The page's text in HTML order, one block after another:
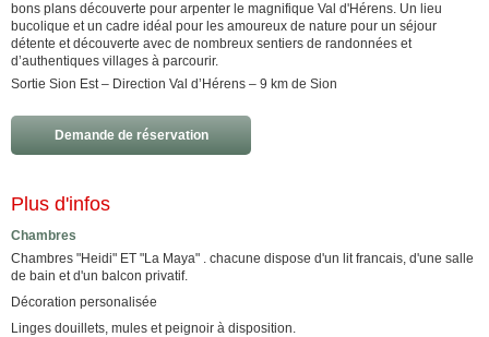
bons plans découverte pour arpenter le magnifique Val d'Hérens. Un lieu
bucolique et un cadre idéal pour les amoureux de nature pour un séjour
détente et découverte avec de nombreux sentiers de randonnées et
d’authentiques villages à parcourir.
Sortie Sion Est – Direction Val d’Hérens – 9 km de Sion
Demande de réservation
Plus d'infos
Chambres
Chambres "Heidi" ET "La Maya" . chacune dispose d'un lit francais, d'une salle
de bain et d'un balcon privatif.
Décoration personalisée
Linges douillets, mules et peignoir à disposition.